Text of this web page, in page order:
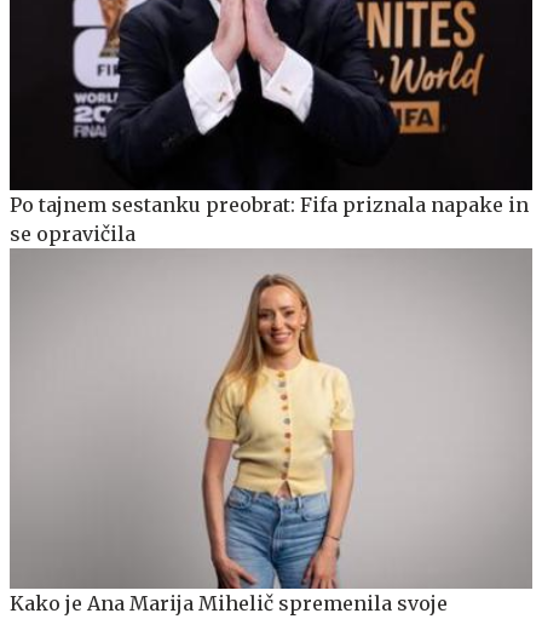
Po tajnem sestanku preobrat: Fifa priznala napake in
se opravičila
Kako je Ana Marija Mihelič spremenila svoje